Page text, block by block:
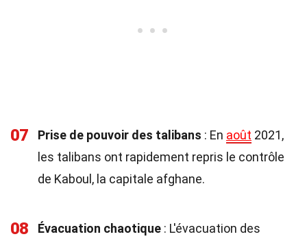
07 Prise de pouvoir des talibans : En août 2021,
les talibans ont rapidement repris le contrôle
de Kaboul, la capitale afghane.
08 Évacuation chaotique : L'évacuation des